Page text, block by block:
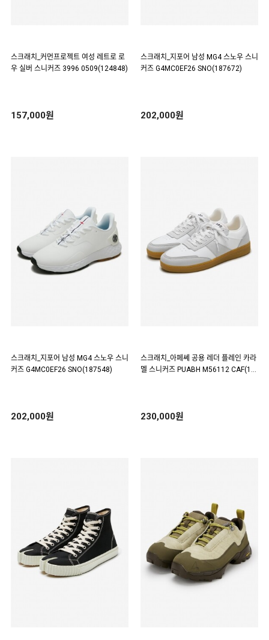
스크래치_커먼프로젝트 여성 레트로 로
우 실버 스니커즈 3996 0509(124848)
157,000원
스크래치_지포어 남성 MG4 스노우 스니
커즈 G4MC0EF26 SNO(187672)
202,000원
스크래치_지포어 남성 MG4 스노우 스니
커즈 G4MC0EF26 SNO(187548)
202,000원
스크래치_아페쎄 공용 레더 플레인 카라
멜 스니커즈 PUABH M56112 CAF(18
230,000원